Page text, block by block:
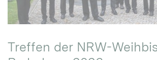
Treffen der NRW-